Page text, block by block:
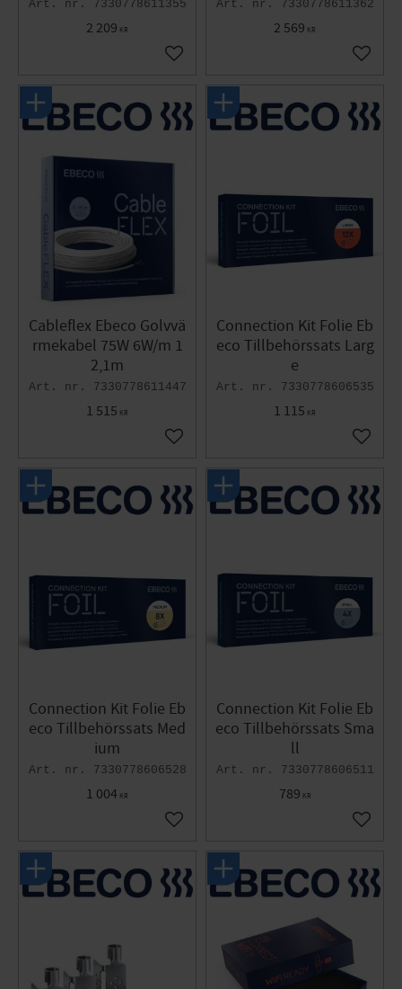
7330778611355
2 209 KR
Lägg till i favoriter
7330778611362
2 569 KR
Lägg
Cableflex Ebeco Golvvä
rmekabel 75W 6W/m 1
2,1m
7330778611447
1 515 KR
Lägg till i favoriter
Connection Kit Folie Eb
eco Tillbehörssats Larg
e
7330778606535
1 115 KR
Lägg
Connection Kit Folie Eb
eco Tillbehörssats Med
ium
7330778606528
1 004 KR
Lägg till i favoriter
Connection Kit Folie Eb
eco Tillbehörssats Sma
ll
7330778606511
789 KR
Lägg